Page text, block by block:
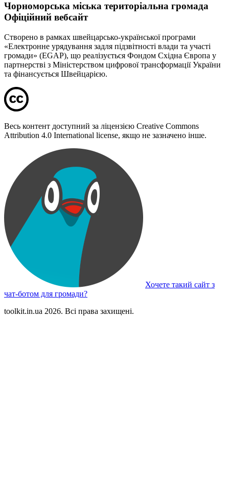
Чорноморська міська територіальна громада
Офіційний вебсайт
Створено в рамках швейцарсько-української програми
«Електронне урядування задля підзвітності влади та участі
громади» (EGAP), що реалізується Фондом Східна Європа у
партнерстві з Міністерством цифрової трансформації України
та фінансується Швейцарією.
Весь контент доступний за ліцензією Creative Commons
Attribution 4.0 International license, якщо не зазначено інше.
Хочете такий сайт з
чат-ботом для громади?
toolkit.in.ua 2026. Всі права захищені.